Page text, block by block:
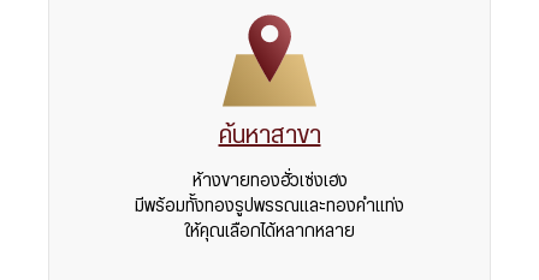
ค้นหาสาขา
ห้างขายทองฮั่วเซ่งเฮง
มีพร้อมทั้งทองรูปพรรณและทองคำแท่ง
ให้คุณเลือกได้หลากหลาย